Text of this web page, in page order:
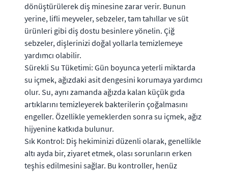
dönüştürülerek diş minesine zarar verir. Bunun
yerine, lifli meyveler, sebzeler, tam tahıllar ve süt
ürünleri gibi diş dostu besinlere yönelin. Çiğ
sebzeler, dişlerinizi doğal yollarla temizlemeye
yardımcı olabilir.
Sürekli Su Tüketimi: Gün boyunca yeterli miktarda
su içmek, ağızdaki asit dengesini korumaya yardımcı
olur. Su, aynı zamanda ağızda kalan küçük gıda
artıklarını temizleyerek bakterilerin çoğalmasını
engeller. Özellikle yemeklerden sonra su içmek, ağız
hijyenine katkıda bulunur.
Sık Kontrol: Diş hekiminizi düzenli olarak, genellikle
altı ayda bir, ziyaret etmek, olası sorunların erken
teşhis edilmesini sağlar. Bu kontroller, henüz